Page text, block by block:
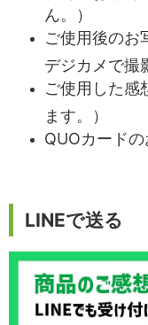
ん。）
ご使用後のお
デジカメで撮
ご使用した感
ます。）
QUOカード
LINEで送る